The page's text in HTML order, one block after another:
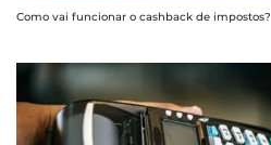
Como vai funcionar o cashback de impostos?